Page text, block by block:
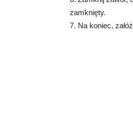
zamknięty.
7. Na koniec,